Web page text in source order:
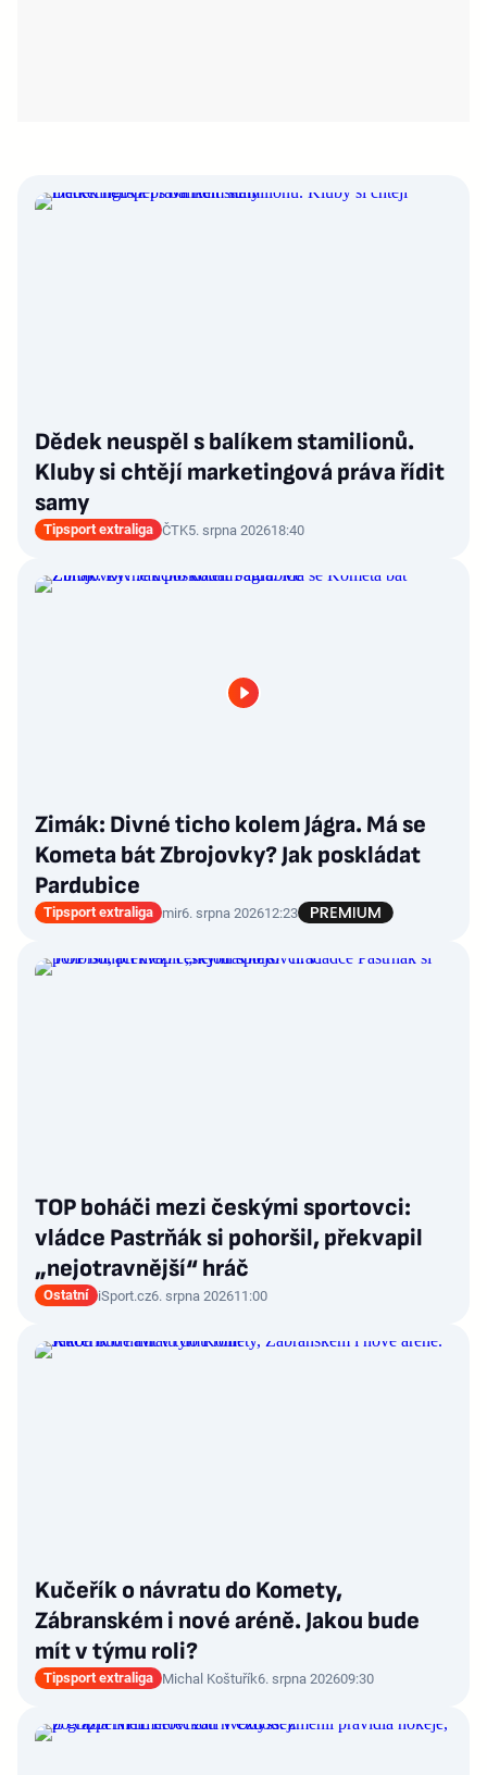
Dědek neuspěl s balíkem stamilionů.
Kluby si chtějí marketingová práva řídit
samy
Tipsport extraliga ČTK5. srpna 202618:40
Zimák: Divné ticho kolem Jágra. Má se
Kometa bát Zbrojovky? Jak poskládat
Pardubice
Tipsport extraliga mir6. srpna 202612:23
TOP boháči mezi českými sportovci:
vládce Pastrňák si pohoršil, překvapil
„nejotravnější“ hráč
Ostatní iSport.cz6. srpna 202611:00
Kučeřík o návratu do Komety,
Zábranském i nové aréně. Jakou bude
mít v týmu roli?
Tipsport extraliga Michal Koštuřík6. srpna 202609:30